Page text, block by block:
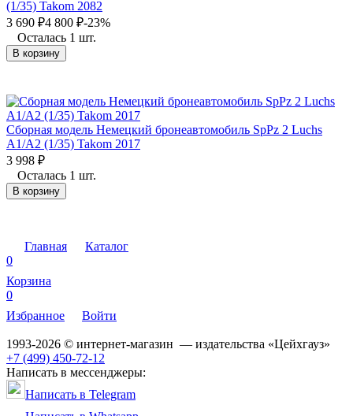
(1/35) Takom 2082
3 690 ₽4 800 ₽-23%
Осталась 1 шт.
В корзину
Сборная модель Немецкий бронеавтомобиль SpPz 2 Luchs
A1/A2 (1/35) Takom 2017
3 998 ₽
Осталась 1 шт.
В корзину
Главная
Каталог
0
Корзина
0
Избранное
Войти
1993-2026 © интернет-магазин — издательства «Цейхгауз»
+7 (499) 450-72-12
Написать в мессенджеры:
Написать в Telegram